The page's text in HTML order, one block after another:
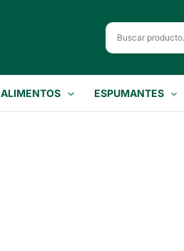
ALIMENTOS ESPUMANTES